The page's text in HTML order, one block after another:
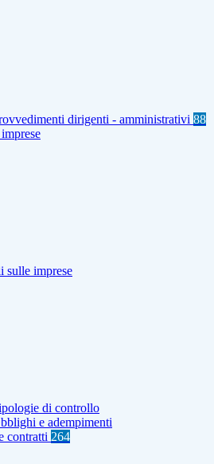
dirigenti - amministrativi 88
sulle imprese
di controllo
e adempimenti
contratti 264